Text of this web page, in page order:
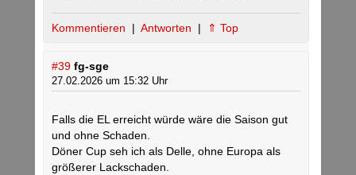
Kommentieren | Antworten | ⇑ Top
#39 fg-sge
27.02.2026 um 15:32 Uhr
Falls die EL erreicht würde wäre die Saison gut
und ohne Schaden.
Döner Cup seh ich als Delle, ohne Europa als
größerer Lackschaden.